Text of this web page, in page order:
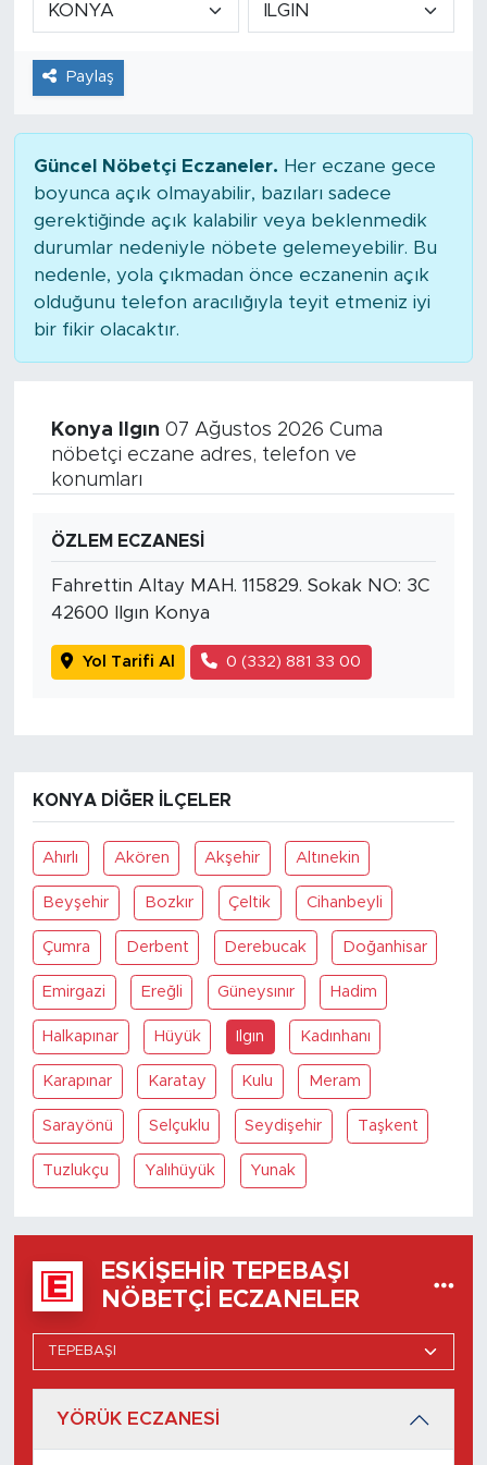
Paylaş
Güncel Nöbetçi Eczaneler. Her eczane gece
boyunca açık olmayabilir, bazıları sadece
gerektiğinde açık kalabilir veya beklenmedik
durumlar nedeniyle nöbete gelemeyebilir. Bu
nedenle, yola çıkmadan önce eczanenin açık
olduğunu telefon aracılığıyla teyit etmeniz iyi
bir fikir olacaktır.
Konya Ilgın 07 Ağustos 2026 Cuma
nöbetçi eczane adres, telefon ve
konumları
ÖZLEM ECZANESİ
Fahrettin Altay MAH. 115829. Sokak NO: 3C
42600 Ilgın Konya
Yol Tarifi Al 0 (332) 881 33 00
KONYA DIĞER İLÇELER
Ahırlı Akören Akşehir Altınekin
Beyşehir Bozkır Çeltik Cihanbeyli
Çumra Derbent Derebucak Doğanhisar
Emirgazi Ereğli Güneysınır Hadim
Halkapınar Hüyük Ilgın Kadınhanı
Karapınar Karatay Kulu Meram
Sarayönü Selçuklu Seydişehir Taşkent
Tuzlukçu Yalıhüyük Yunak
ESKIŞEHIR TEPEBAŞI
NÖBETÇI ECZANELER
YÖRÜK ECZANESİ
Tarihçe
Resmi İlanlar
Foto Şaka
Politika